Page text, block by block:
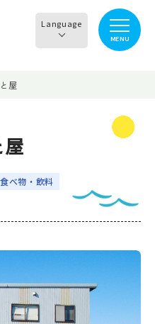
Language
MENU
買う・お土産
滑川から○○へ！サイク
リングコース
屋
屋
⾷べ物・飲料